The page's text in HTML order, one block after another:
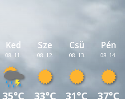
Ked
08. 11.
35°C
Sze
08. 12.
33°C
Csü
08. 13.
31°C
Pén
08. 14.
37°C